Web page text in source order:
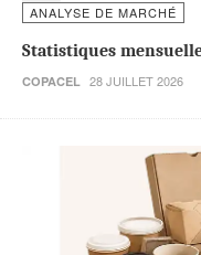
ANALYSE DE MARCHÉ
Statistiques
COPACEL 28 JUILLET 2026